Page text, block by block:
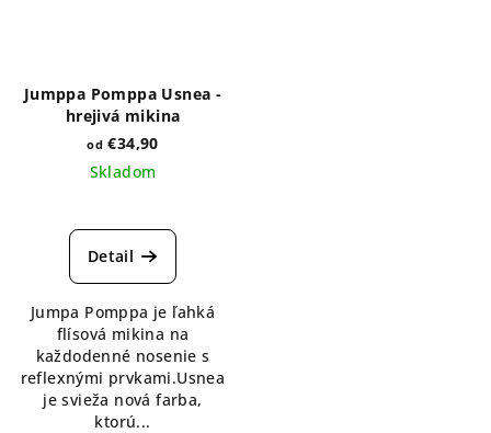
Jumppa Pomppa Usnea -
hrejivá mikina
od €34,90
Skladom
Detail
Jumpa Pomppa je ľahká
flísová mikina na
každodenné nosenie s
reflexnými prvkami.Usnea
je svieža nová farba,
ktorú...